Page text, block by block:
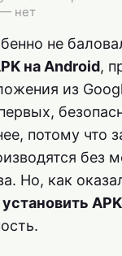
— нет
не
на Android,
из
потому что
без
Но, как
установить APK